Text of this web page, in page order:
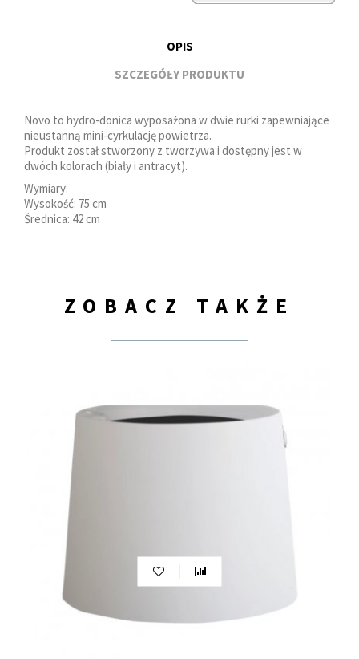
OPIS
SZCZEGÓŁY PRODUKTU
Novo to hydro-donica wyposażona w dwie rurki zapewniające
nieustanną mini-cyrkulację powietrza.
Produkt został stworzony z tworzywa i dostępny jest w
dwóch kolorach (biały i antracyt).
Wymiary:
Wysokość: 75 cm
Średnica: 42 cm
ZOBACZ TAKŻE